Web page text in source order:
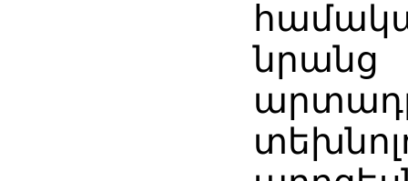
նրանց